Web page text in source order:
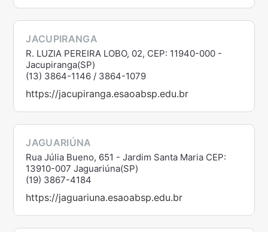
JACUPIRANGA
R. LUZIA PEREIRA LOBO, 02, CEP: 11940-000 -
Jacupiranga(SP)
(13) 3864-1146 / 3864-1079
https://jacupiranga.esaoabsp.edu.br
JAGUARIÚNA
Rua Júlia Bueno, 651 - Jardim Santa Maria CEP:
13910-007 Jaguariúna(SP)
(19) 3867-4184
https://jaguariuna.esaoabsp.edu.br